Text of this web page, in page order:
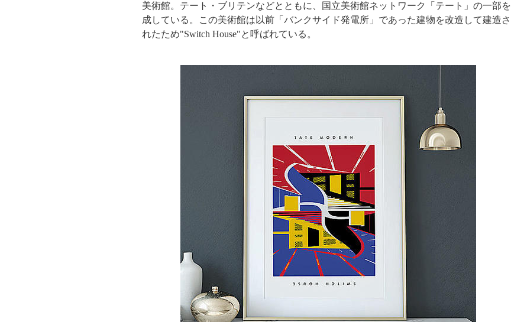
美術館。テート・ブリテンなどとともに、国立美術館ネットワーク「テート」の一部を
成している。この美術館は以前「バンクサイド発電所」であった建物を改造して建造さ
れたため"Switch House"と呼ばれている。